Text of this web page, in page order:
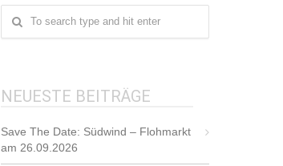
NEUESTE BEITRÄGE
Save The Date: Südwind – Flohmarkt
am 26.09.2026